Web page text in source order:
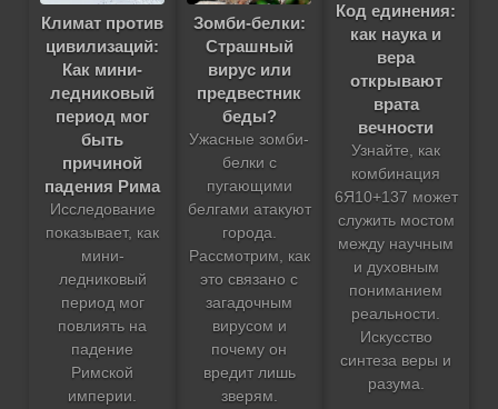
Климат против
цивилизаций:
Как мини-
ледниковый
период мог
быть
причиной
падения Рима
Исследование
показывает, как
мини-
ледниковый
период мог
повлиять на
падение
Римской
империи.
Зомби-белки:
Страшный
вирус или
предвестник
беды?
Ужасные зомби-
белки с
пугающими
белгами атакуют
города.
Рассмотрим, как
это связано с
загадочным
вирусом и
почему он
вредит лишь
зверям.
Код единения:
как наука и
вера
открывают
врата
вечности
Узнайте, как
комбинация
6Я10+137 может
служить мостом
между научным
и духовным
пониманием
реальности.
Искусство
синтеза веры и
разума.